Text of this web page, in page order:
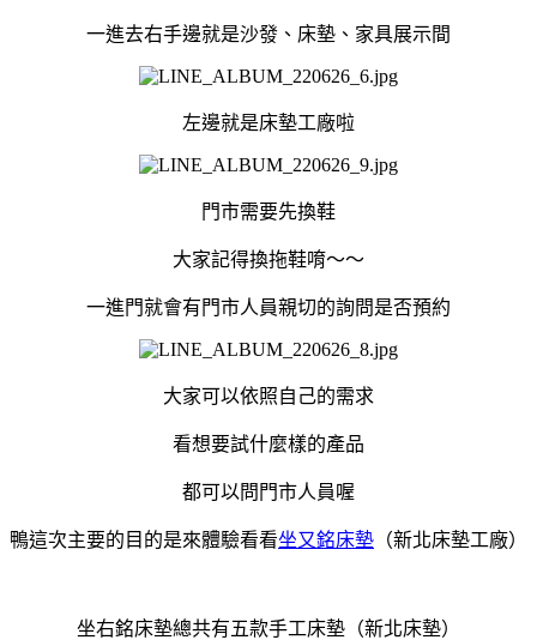
一進去右手邊就是沙發、床墊、家具展示間
左邊就是床墊工廠啦
門市需要先換鞋
大家記得換拖鞋唷～～
一進門就會有門市人員親切的詢問是否預約
大家可以依照自己的需求
看想要試什麼樣的產品
都可以問門市人員喔
鴨這次主要的目的是來體驗看看坐又銘床墊 （新北床墊工廠）
坐右銘床墊總共有五款手工床墊（新北床墊）